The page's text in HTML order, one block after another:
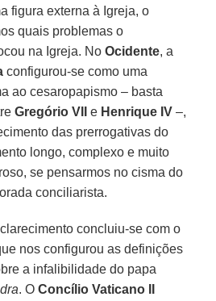
figura externa à Igreja, o
quais problemas o
na Igreja. NoOcidente, a
configurou-se como uma
ao cesaropapismo – basta
Gregório VII e Henrique IV –,
das prerrogativas do
longo, complexo e muito
se pensarmos no cisma do
conciliarista.
concluiu-se com o
nos configurou as definições
a infalibilidade do papa
. OConcílio Vaticano II